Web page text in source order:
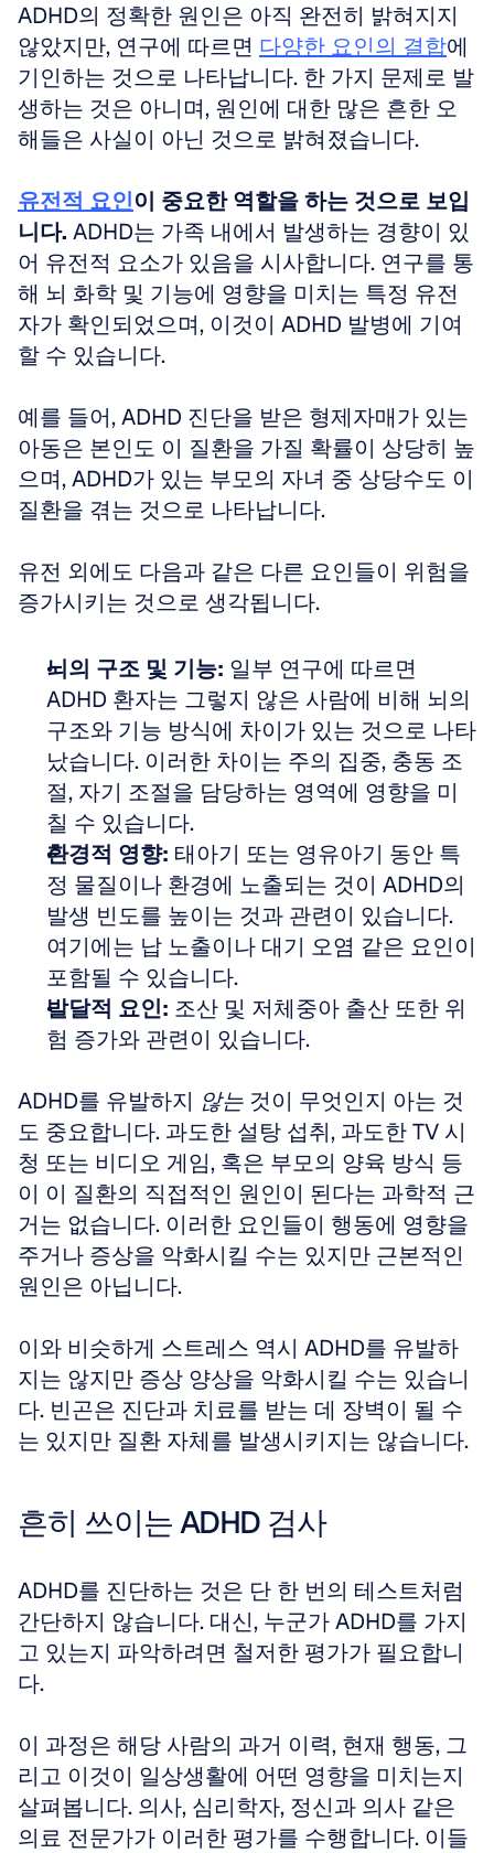
ADHD의 정확한 원인은 아직 완전히 밝혀지지
않았지만, 연구에 따르면 다양한 요인의 결합에
기인하는 것으로 나타납니다. 한 가지 문제로 발
생하는 것은 아니며, 원인에 대한 많은 흔한 오
해들은 사실이 아닌 것으로 밝혀졌습니다.
유전적 요인이 중요한 역할을 하는 것으로 보입
니다. ADHD는 가족 내에서 발생하는 경향이 있
어 유전적 요소가 있음을 시사합니다. 연구를 통
해 뇌 화학 및 기능에 영향을 미치는 특정 유전
자가 확인되었으며, 이것이 ADHD 발병에 기여
할 수 있습니다.
예를 들어, ADHD 진단을 받은 형제자매가 있는
아동은 본인도 이 질환을 가질 확률이 상당히 높
으며, ADHD가 있는 부모의 자녀 중 상당수도 이
질환을 겪는 것으로 나타납니다.
유전 외에도 다음과 같은 다른 요인들이 위험을
증가시키는 것으로 생각됩니다.
뇌의 구조 및 기능: 일부 연구에 따르면
ADHD 환자는 그렇지 않은 사람에 비해 뇌의
구조와 기능 방식에 차이가 있는 것으로 나타
났습니다. 이러한 차이는 주의 집중, 충동 조
절, 자기 조절을 담당하는 영역에 영향을 미
칠 수 있습니다.
환경적 영향: 태아기 또는 영유아기 동안 특
정 물질이나 환경에 노출되는 것이 ADHD의
발생 빈도를 높이는 것과 관련이 있습니다.
여기에는 납 노출이나 대기 오염 같은 요인이
포함될 수 있습니다.
발달적 요인: 조산 및 저체중아 출산 또한 위
험 증가와 관련이 있습니다.
ADHD를 유발하지 않는 것이 무엇인지 아는 것
도 중요합니다. 과도한 설탕 섭취, 과도한 TV 시
청 또는 비디오 게임, 혹은 부모의 양육 방식 등
이 이 질환의 직접적인 원인이 된다는 과학적 근
거는 없습니다. 이러한 요인들이 행동에 영향을
주거나 증상을 악화시킬 수는 있지만 근본적인
원인은 아닙니다.
이와 비슷하게 스트레스 역시 ADHD를 유발하
지는 않지만 증상 양상을 악화시킬 수는 있습니
다. 빈곤은 진단과 치료를 받는 데 장벽이 될 수
는 있지만 질환 자체를 발생시키지는 않습니다.
흔히 쓰이는 ADHD 검사
ADHD를 진단하는 것은 단 한 번의 테스트처럼
간단하지 않습니다. 대신, 누군가 ADHD를 가지
고 있는지 파악하려면 철저한 평가가 필요합니
다.
이 과정은 해당 사람의 과거 이력, 현재 행동, 그
리고 이것이 일상생활에 어떤 영향을 미치는지
살펴봅니다. 의사, 심리학자, 정신과 의사 같은
의료 전문가가 이러한 평가를 수행합니다. 이들